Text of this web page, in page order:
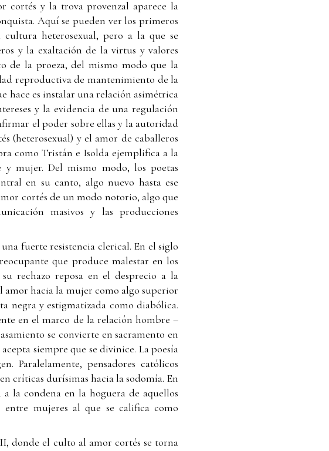
cortés y la trova provenzal aparece la
Aquí se pueden ver los primeros
heterosexual, pero a la que se
y la exaltación de la virtus y valores
de la proeza, del mismo modo que la
reproductiva de mantenimiento de la
hace es instalar una relación asimétrica
y la evidencia de una regulación
el poder sobre ellas y la autoridad
(heterosexual) y el amor de caballeros
como Tristán e Isolda ejemplifica a la
mujer. Del mismo modo, los poetas
en su canto, algo nuevo hasta ese
cortés de un modo notorio, algo que
masivos y las producciones
fuerte resistencia clerical. En el siglo
que produce malestar en los
rechazo reposa en el desprecio a la
amor hacia la mujer como algo superior
negra y estigmatizada como diabólica.
en el marco de la relación hombre –
se convierte en sacramento en
siempre que se divinice. La poesía
Paralelamente, pensadores católicos
críticas durísimas hacia la sodomía. En
la condena en la hoguera de aquellos
mujeres al que se califica como
donde el culto al amor cortés se torna